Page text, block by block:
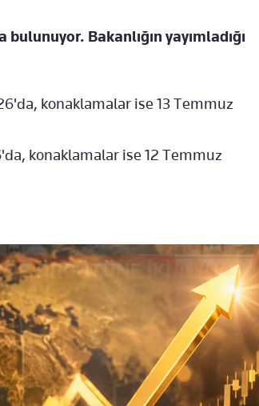
Bakanlığın yayımladığı
konaklamalar ise 13 Temmuz
konaklamalar ise 12 Temmuz